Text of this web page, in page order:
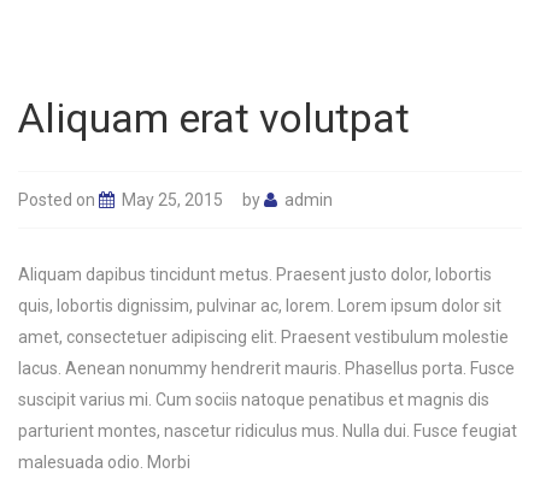
Aliquam erat volutpat
Posted on May 25, 2015 by admin
Aliquam dapibus tincidunt metus. Praesent justo dolor, lobortis
quis, lobortis dignissim, pulvinar ac, lorem. Lorem ipsum dolor sit
amet, consectetuer adipiscing elit. Praesent vestibulum molestie
lacus. Aenean nonummy hendrerit mauris. Phasellus porta. Fusce
suscipit varius mi. Cum sociis natoque penatibus et magnis dis
parturient montes, nascetur ridiculus mus. Nulla dui. Fusce feugiat
malesuada odio. Morbi